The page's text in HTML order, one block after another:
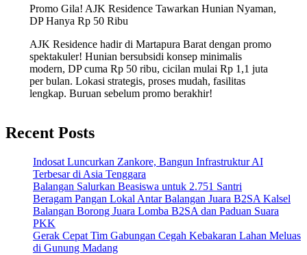
Promo Gila! AJK Residence Tawarkan Hunian Nyaman,
DP Hanya Rp 50 Ribu
AJK Residence hadir di Martapura Barat dengan promo
spektakuler! Hunian bersubsidi konsep minimalis
modern, DP cuma Rp 50 ribu, cicilan mulai Rp 1,1 juta
per bulan. Lokasi strategis, proses mudah, fasilitas
lengkap. Buruan sebelum promo berakhir!
Recent Posts
Indosat Luncurkan Zankore, Bangun Infrastruktur AI
Terbesar di Asia Tenggara
Balangan Salurkan Beasiswa untuk 2.751 Santri
Beragam Pangan Lokal Antar Balangan Juara B2SA Kalsel
Balangan Borong Juara Lomba B2SA dan Paduan Suara
PKK
Gerak Cepat Tim Gabungan Cegah Kebakaran Lahan Meluas
di Gunung Madang